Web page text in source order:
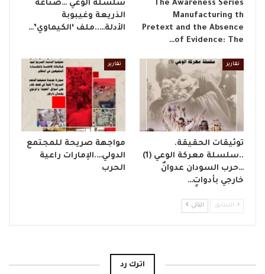
The Awareness Series
Manufacturing th
Pretext and the Absence
of Evidence: The…
​سلسلة الوعي …صناعة
الذريعة وغيبوبة
الأدلة…..ملف ‘الكيماوي’…
تقارير
توثيقات الحقيقة.
..سلسلة معركة الوعي (1)
…حرب السودان عدوانٌ
خارجي بأدواتٍ…
تقارير
مواجهة صريحة للمجتمع
الدولي….الإمارات راعية
الحرب
السابق التالي
اترك رد